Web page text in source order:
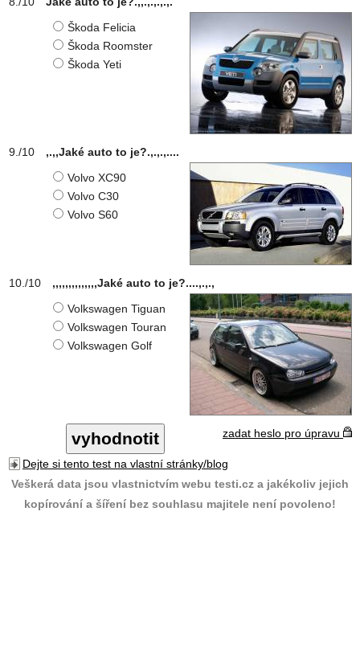
Škoda Felicia
Škoda Roomster
Škoda Yeti
,.,,Jaké auto to je?.,.,.,....
Volvo XC90
Volvo C30
Volvo S60
,,,,,,,,,,,,,,Jaké auto to je?....,.,.,
Volkswagen Tiguan
Volkswagen Touran
Volkswagen Golf
zadat heslo pro úpravu
Dejte si tento test na vlastní stránky/blog
Veškerá data jsou vlastnictvím webu testi.cz a jakékoliv jejich
kopírování a šíření bez souhlasu majitele není povoleno!